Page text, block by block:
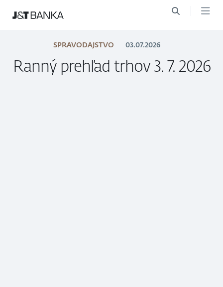
SPRAVODAJSTVO 03.07.2026
Ranný prehľad trhov 3. 7. 2026